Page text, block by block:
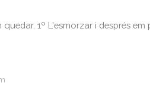
1º L'esmorzar i després